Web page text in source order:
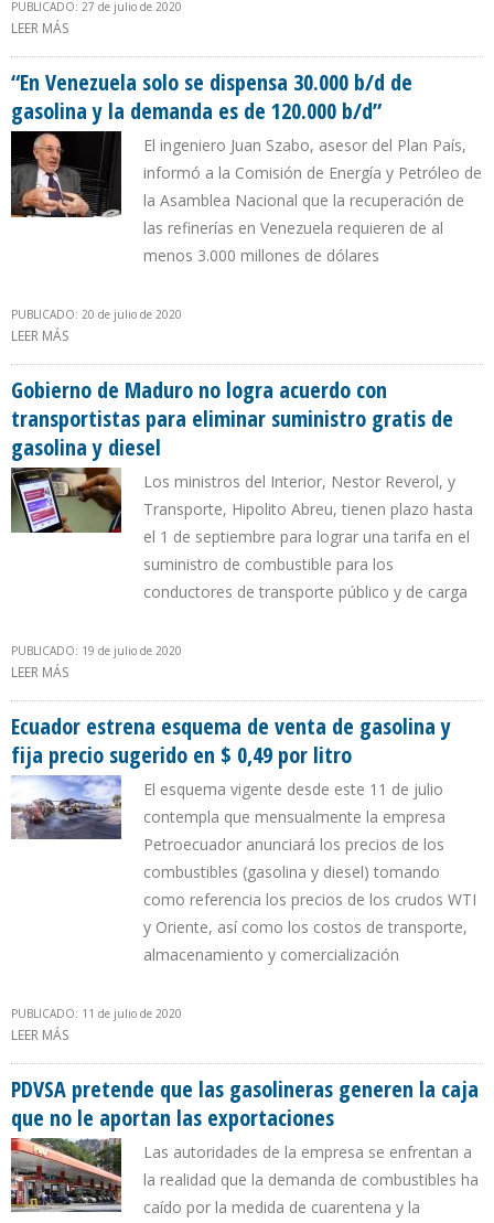
PUBLICADO: 27 de julio de 2020
LEER MÁS
“En Venezuela solo se dispensa 30.000 b/d de
gasolina y la demanda es de 120.000 b/d”
El ingeniero Juan Szabo, asesor del Plan País,
informó a la Comisión de Energía y Petróleo de
la Asamblea Nacional que la recuperación de
las refinerías en Venezuela requieren de al
menos 3.000 millones de dólares
PUBLICADO: 20 de julio de 2020
LEER MÁS
Gobierno de Maduro no logra acuerdo con
transportistas para eliminar suministro gratis de
gasolina y diesel
Los ministros del Interior, Nestor Reverol, y
Transporte, Hipolito Abreu, tienen plazo hasta
el 1 de septiembre para lograr una tarifa en el
suministro de combustible para los
conductores de transporte público y de carga
PUBLICADO: 19 de julio de 2020
LEER MÁS
GASOLINA Y DIESEL
Ecuador estrena esquema de venta de gasolina y
fija precio sugerido en $ 0,49 por litro
El esquema vigente desde este 11 de julio
contempla que mensualmente la empresa
Petroecuador anunciará los precios de los
combustibles (gasolina y diesel) tomando
como referencia los precios de los crudos WTI
y Oriente, así como los costos de transporte,
almacenamiento y comercialización
PUBLICADO: 11 de julio de 2020
LEER MÁS
PDVSA pretende que las gasolineras generen la caja
que no le aportan las exportaciones
Las autoridades de la empresa se enfrentan a
la realidad que la demanda de combustibles ha
caído por la medida de cuarentena y la